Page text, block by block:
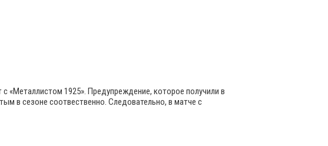
«Металлистом 1925». Предупреждение, которое получили в
в сезоне соотвественно. Следовательно, в матче с